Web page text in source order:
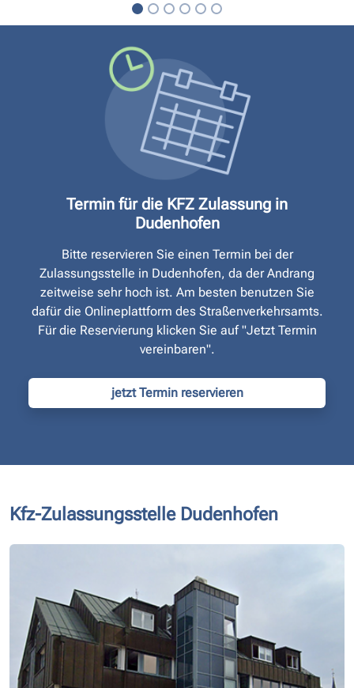
Termin für die KFZ Zulassung in
Dudenhofen
Bitte reservieren Sie einen Termin bei der
Zulassungsstelle in Dudenhofen, da der Andrang
zeitweise sehr hoch ist. Am besten benutzen Sie
dafür die Onlineplattform des Straßen­verkehrsamts.
Für die Reservierung klicken Sie auf "Jetzt Termin
vereinbaren".
jetzt Termin reservieren
Kfz-Zulassungsstelle Dudenhofen